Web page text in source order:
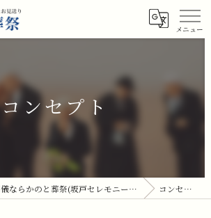
コンセプト
埼玉県坂戸市の葬儀ならかのと葬祭(坂戸セレモニーホール) コンセプト